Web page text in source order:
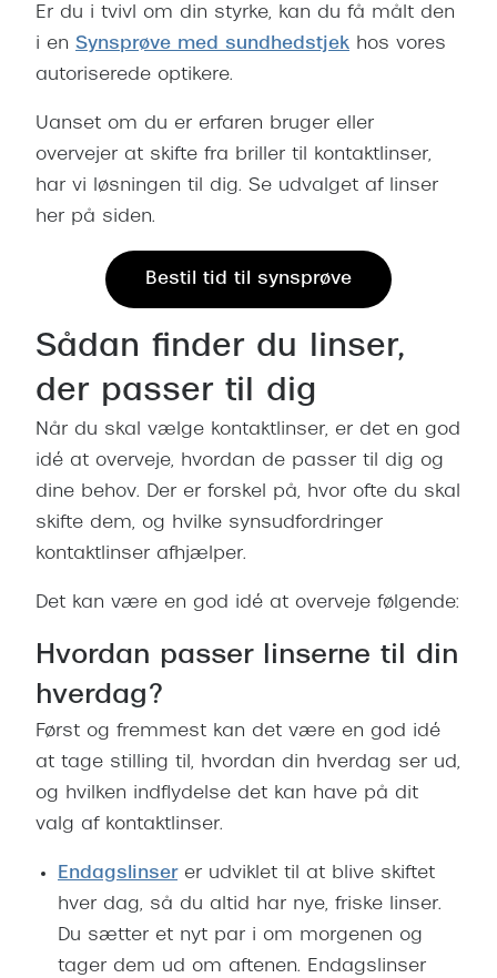
Er du i tvivl om din styrke, kan du få målt den
i en Synsprøve med sundhedstjek hos vores
autoriserede optikere.
Uanset om du er erfaren bruger eller
overvejer at skifte fra briller til kontaktlinser,
har vi løsningen til dig. Se udvalget af linser
her på siden.
Bestil tid til synsprøve
Sådan finder du linser,
der passer til dig
Når du skal vælge kontaktlinser, er det en god
idé at overveje, hvordan de passer til dig og
dine behov. Der er forskel på, hvor ofte du skal
skifte dem, og hvilke synsudfordringer
kontaktlinser afhjælper.
Det kan være en god idé at overveje følgende:
Hvordan passer linserne til din
hverdag?
Først og fremmest kan det være en god idé
at tage stilling til, hvordan din hverdag ser ud,
og hvilken indflydelse det kan have på dit
valg af kontaktlinser.
Endagslinserer udviklet til at blive skiftet
hver dag, så du altid har nye, friske linser.
Du sætter et nyt par i om morgenen og
tager dem ud om aftenen. Endagslinser